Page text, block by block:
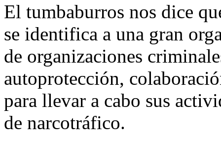
El tumbaburros nos dice
se identifica a una gran
de organizaciones
autoprotección,
para llevar a cabo sus
de narcotráfico.